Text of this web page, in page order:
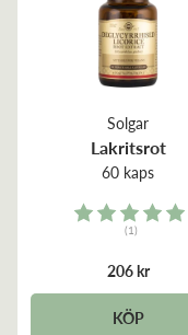
Solgar
Lakritsrot
60 kaps
Rating:
(1)
206 kr
KÖP